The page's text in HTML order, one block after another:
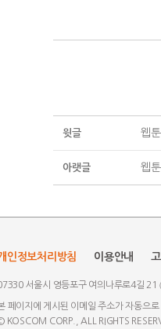
윗글 웹
아랫글 웹
인정보처리방침 이용안내
서울시 영등포구 여의나루로4길 21
페이지에 게시된 이메일 주소가 자동으
KOSCOM CORP., ALL RIGHTS